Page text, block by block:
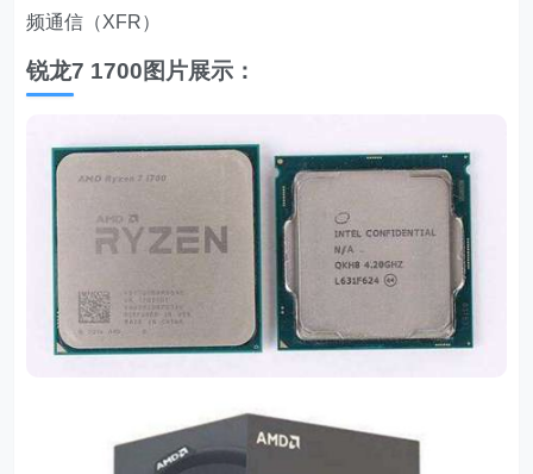
频通信（XFR）
锐龙7 1700图片展示：